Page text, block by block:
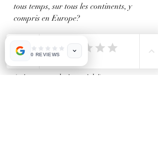
tous temps, sur tous les continents, y
compris en Europe?
La chasse aux sorcier.e.s a-t-elle pris
fin?
(suite au prochain article!)
0 REVIEWS